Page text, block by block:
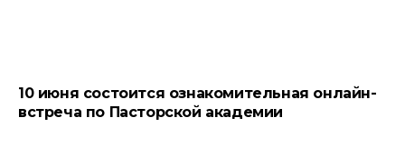
10 июня состоится ознакомительная онлайн-
встреча по Пасторской академии